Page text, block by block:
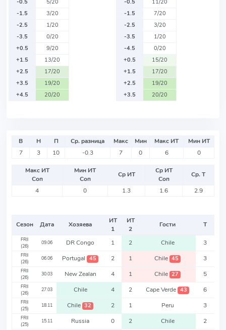
-0.5
5/20
-1.5
3/20
-2.5
1/20
-3.5
0/20
+0.5
9/20
+1.5
13/20
+2.5
17/20
+3.5
19/20
+4.5
20/20
-0.5
11/20
-1.5
7/20
-2.5
3/20
-3.5
1/20
-4.5
0/20
+0.5
15/20
+1.5
17/20
+2.5
19/20
+3.5
20/20
В Н П Ср. разница Макс Мин Макс ИТ
Мин ИТ
7
3 10 -0.3 7 0 6 0
Макс ИТ
Соп
Мин ИТ
Соп
Ср ИТ
Ср ИТ
Соп
Ср. Т
4
0 1.3 1.6 2.9
Сезон Дата Хозяева
ИТ
1
ИТ
2
Гости Т
FRII
(26)
09.06 DR Congo 1 2 Chile 3
FRII
(26)
06.06 Portugal 45 2 1 Chile 45 3
FRII
(26)
30.03 New Zealan 4 1 Chile 27 5
FRII
(26)
27.03 Chile 4 2 Cape Verde 43 6
FRII
(25)
18.11 Chile 32 2 1 Peru 3
FRII
(25)
15.11 Russia 0 2 Chile 2